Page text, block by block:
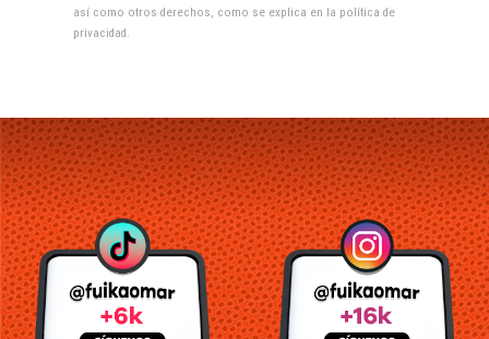
así como otros derechos, como se explica en la política de
privacidad